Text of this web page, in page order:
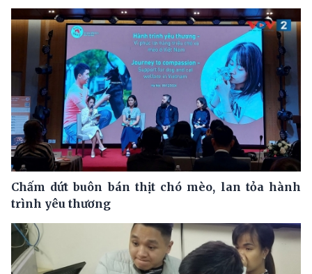
Chấm dứt buôn bán thịt chó mèo, lan tỏa hành
trình yêu thương